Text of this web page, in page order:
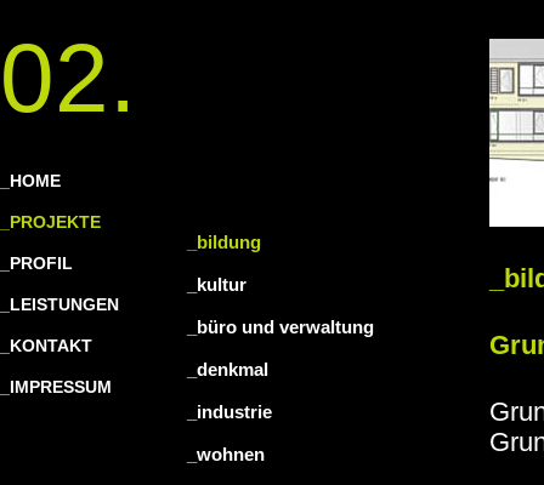
02.
_HOME
_PROJEKTE
_PROFIL
_LEISTUNGEN
_KONTAKT
_IMPRESSUM
_bildung
_kultur
_büro und verwaltung
_denkmal
_industrie
_wohnen